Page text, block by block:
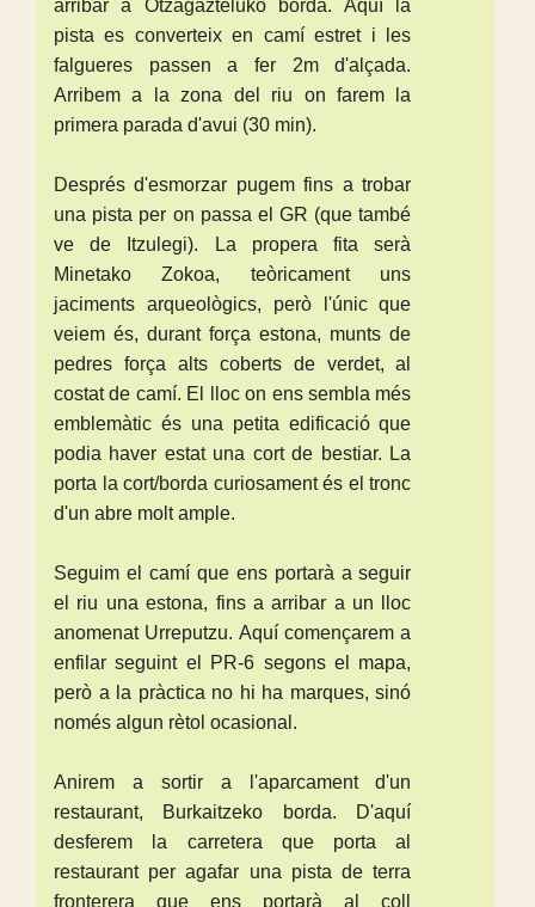
arribar a Otzagazteluko borda. Aquí la
pista es converteix en camí estret i les
falgueres passen a fer 2m d'alçada.
Arribem a la zona del riu on farem la
primera parada d'avui (30 min).
Després d'esmorzar pugem fins a trobar
una pista per on passa el GR (que també
ve de Itzulegi). La propera fita serà
Minetako Zokoa, teòricament uns
jaciments arqueològics, però l'únic que
veiem és, durant força estona, munts de
pedres força alts coberts de verdet, al
costat de camí. El lloc on ens sembla més
emblemàtic és una petita edificació que
podia haver estat una cort de bestiar. La
porta la cort/borda curiosament és el tronc
d'un abre molt ample.
Seguim el camí que ens portarà a seguir
el riu una estona, fins a arribar a un lloc
anomenat Urreputzu. Aquí començarem a
enfilar seguint el PR-6 segons el mapa,
però a la pràctica no hi ha marques, sinó
només algun rètol ocasional.
Anirem a sortir a l'aparcament d'un
restaurant, Burkaitzeko borda. D'aquí
desferem la carretera que porta al
restaurant per agafar una pista de terra
fronterera que ens portarà al coll